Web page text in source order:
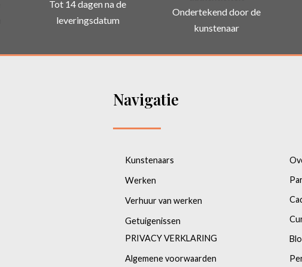
Tot 14 dagen na de
leveringsdatum
Ondertekend door de
kunstenaar
Navigatie
Kunstenaars
Werken
Verhuur van werken
Getuigenissen
PRIVACY VERKLARING
Algemene voorwaarden